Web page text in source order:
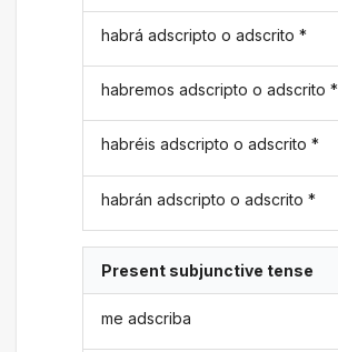
habrá adscripto o adscrito *
habremos adscripto o adscrito *
habréis adscripto o adscrito *
habrán adscripto o adscrito *
Present subjunctive tense
me adscriba